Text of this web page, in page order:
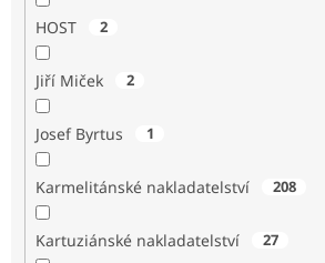
HOST 2
Jiří Miček 2
Josef Byrtus 1
Karmelitánské nakladatelství 208
Kartuziánské nakladatelství 27